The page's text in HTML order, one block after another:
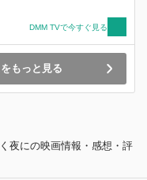
DMM TVで今すぐ見る
もっと見る
夜にの映画情報・感想・評